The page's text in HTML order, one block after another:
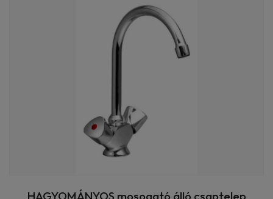
HAGYOMÁNYOS mosogató álló csaptelep